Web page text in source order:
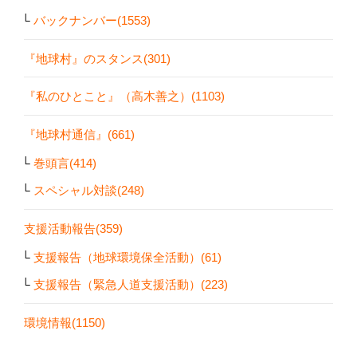
バックナンバー(1553)
『地球村』のスタンス(301)
『私のひとこと』（高木善之）(1103)
『地球村通信』(661)
巻頭言(414)
スペシャル対談(248)
支援活動報告(359)
支援報告（地球環境保全活動）(61)
支援報告（緊急人道支援活動）(223)
環境情報(1150)